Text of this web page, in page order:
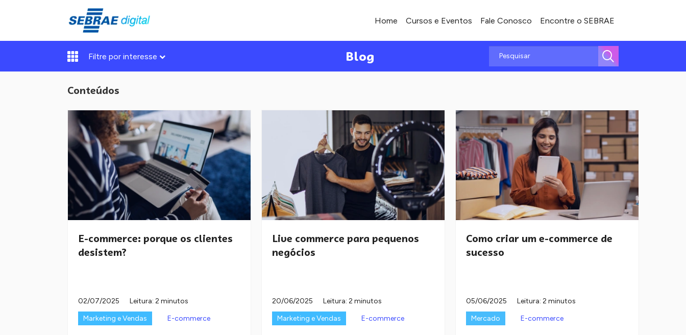
Home Cursos e Eventos Fale Conosco Encontre o SEBRAE
Filtre por interesse Blog
Conteúdos
E-commerce: porque os clientes
desistem?
02/07/2025
Leitura: 2 minutos
Marketing e Vendas
E-commerce
Live commerce para pequenos
negócios
20/06/2025
Leitura: 2 minutos
Marketing e Vendas
E-commerce
Como criar um e-commerce de
sucesso
05/06/2025
Leitura: 2 minutos
Mercado
E-commerce